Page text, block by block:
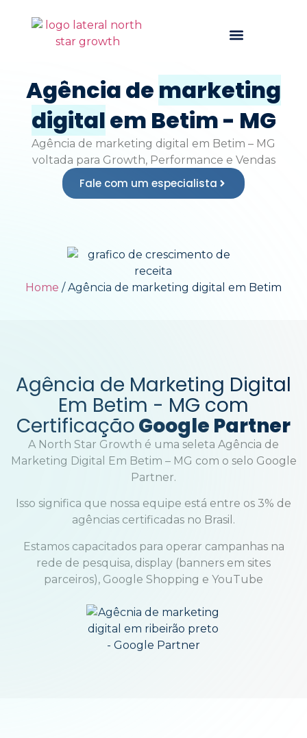
Agência de marketing
digitalem Betim - MG
Agência de marketing digital em Betim – MG
voltada para Growth, Performance e Vendas
Fale com um especialista
Home / Agência de marketing digital em Betim
Agência de Marketing Digital
Em Betim - MG com
CertificaçãoGoogle Partner
A North Star Growth é uma seleta Agência de
Marketing Digital Em Betim – MG com o selo Google
Partner.
Isso significa que nossa equipe está entre os 3% de
agências certificadas no Brasil.
Estamos capacitados para operar campanhas na
rede de pesquisa, display (banners em sites
parceiros), Google Shopping e YouTube